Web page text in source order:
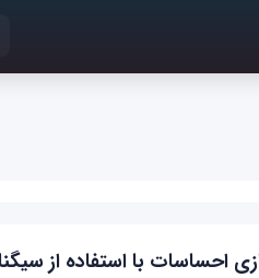
احساسات با استفاده از